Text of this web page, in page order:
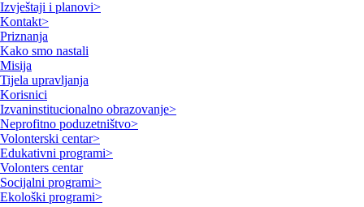
Izvještaji i planovi>
Kontakt>
Priznanja
Kako smo nastali
Misija
Tijela upravljanja
Korisnici
Izvaninstitucionalno obrazovanje>
Neprofitno poduzetništvo>
Volonterski centar>
Edukativni programi>
Volonters centar
Socijalni programi>
Ekološki programi>